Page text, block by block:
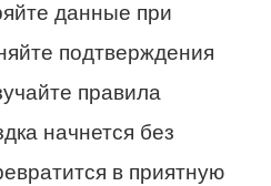
данные при
подтверждения
правила
начнется без
в приятную